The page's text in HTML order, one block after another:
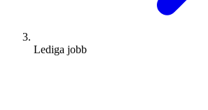
Lediga jobb